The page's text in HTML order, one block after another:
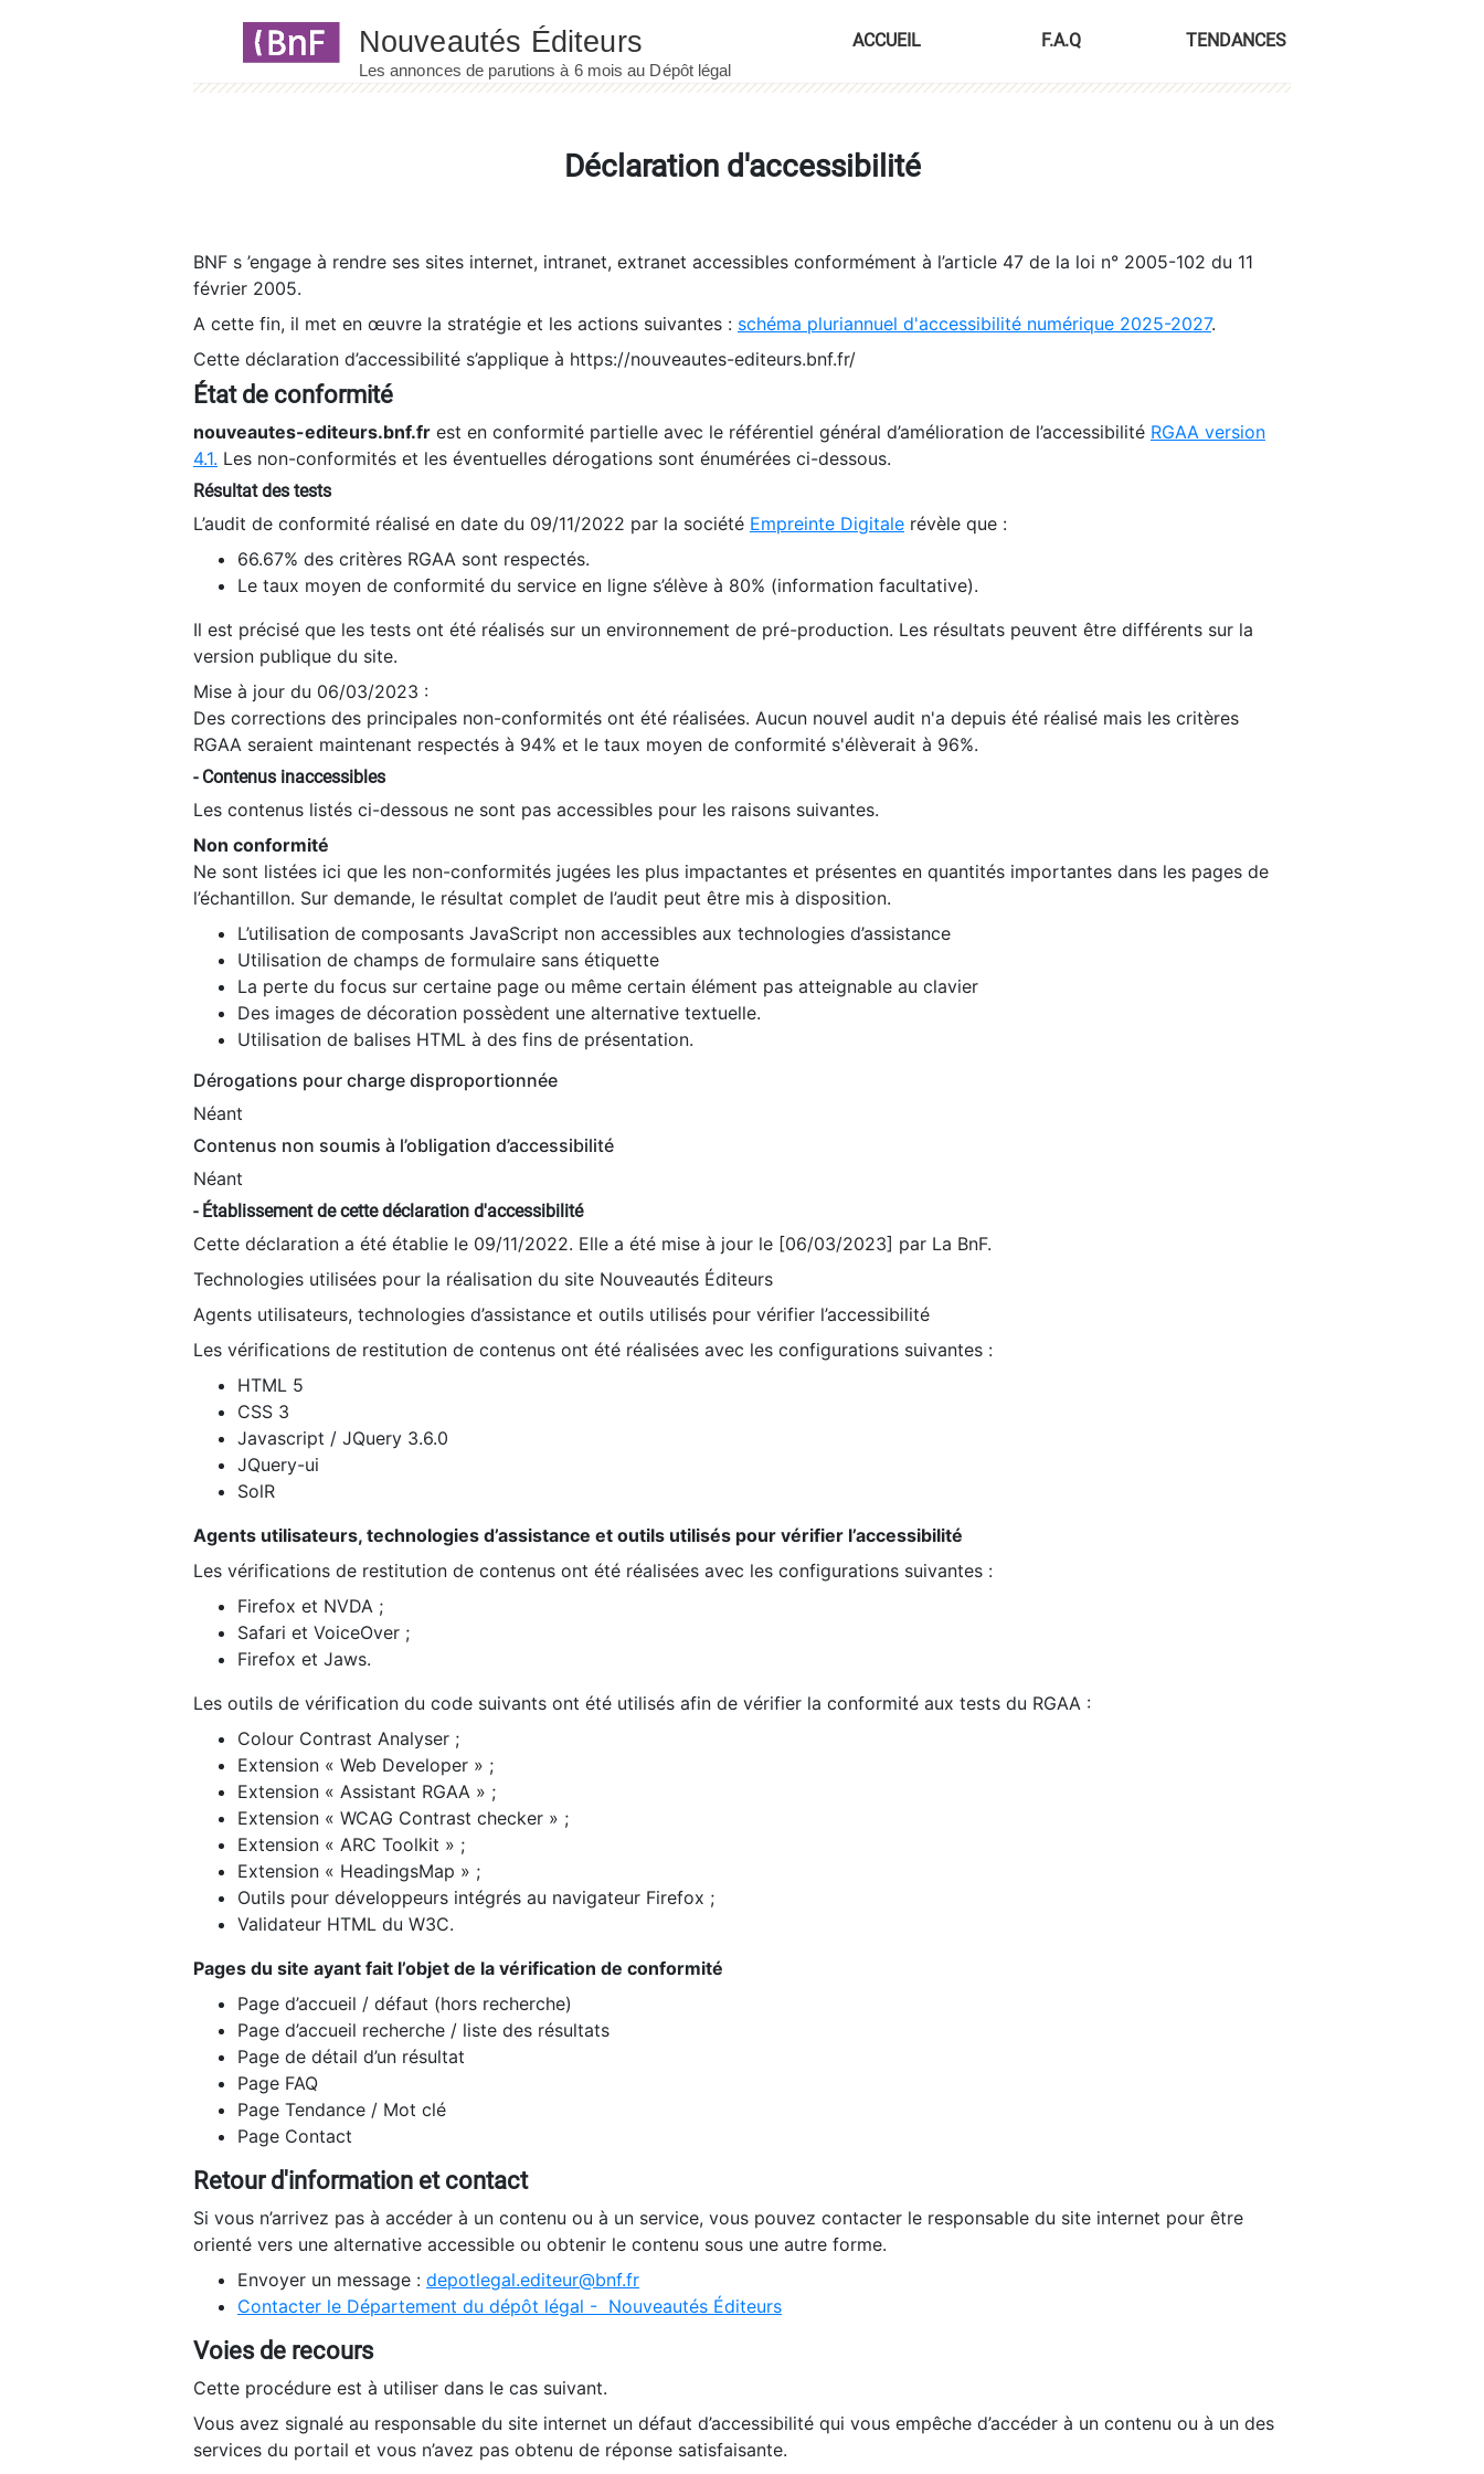
ACCUEIL F.A.Q TENDANCES
Déclaration d'accessibilité
BNF s ’engage à rendre ses sites internet, intranet, extranet accessibles conformément à l’article 47 de la loi n° 2005-102 du 11
février 2005.
A cette fin, il met en œuvre la stratégie et les actions suivantes : schéma pluriannuel d'accessibilité numérique 2025-2027.
Cette déclaration d’accessibilité s’applique à https://nouveautes-editeurs.bnf.fr/
État de conformité
nouveautes-editeurs.bnf.fr est en conformité partielle avec le référentiel général d’amélioration de l’accessibilité RGAA version
4.1. Les non-conformités et les éventuelles dérogations sont énumérées ci-dessous.
Résultat des tests
L’audit de conformité réalisé en date du 09/11/2022 par la société Empreinte Digitale révèle que :
66.67% des critères RGAA sont respectés.
Le taux moyen de conformité du service en ligne s’élève à 80% (information facultative).
Il est précisé que les tests ont été réalisés sur un environnement de pré-production. Les résultats peuvent être différents sur la
version publique du site.
Mise à jour du 06/03/2023 :
Des corrections des principales non-conformités ont été réalisées. Aucun nouvel audit n'a depuis été réalisé mais les critères
RGAA seraient maintenant respectés à 94% et le taux moyen de conformité s'élèverait à 96%.
- Contenus inaccessibles
Les contenus listés ci-dessous ne sont pas accessibles pour les raisons suivantes.
Non conformité
Ne sont listées ici que les non-conformités jugées les plus impactantes et présentes en quantités importantes dans les pages de
l’échantillon. Sur demande, le résultat complet de l’audit peut être mis à disposition.
L’utilisation de composants JavaScript non accessibles aux technologies d’assistance
Utilisation de champs de formulaire sans étiquette
La perte du focus sur certaine page ou même certain élément pas atteignable au clavier
Des images de décoration possèdent une alternative textuelle.
Utilisation de balises HTML à des fins de présentation.
Dérogations pour charge disproportionnée
Néant
Contenus non soumis à l’obligation d’accessibilité
Néant
- Établissement de cette déclaration d'accessibilité
Cette déclaration a été établie le 09/11/2022. Elle a été mise à jour le [06/03/2023] par La BnF.
Technologies utilisées pour la réalisation du site Nouveautés Éditeurs
Agents utilisateurs, technologies d’assistance et outils utilisés pour vérifier l’accessibilité
Les vérifications de restitution de contenus ont été réalisées avec les configurations suivantes :
HTML 5
CSS 3
Javascript / JQuery 3.6.0
JQuery-ui
SolR
Agents utilisateurs, technologies d’assistance et outils utilisés pour vérifier l’accessibilité
Les vérifications de restitution de contenus ont été réalisées avec les configurations suivantes :
Firefox et NVDA ;
Safari et VoiceOver ;
Firefox et Jaws.
Les outils de vérification du code suivants ont été utilisés afin de vérifier la conformité aux tests du RGAA :
Colour Contrast Analyser ;
Extension « Web Developer » ;
Extension « Assistant RGAA » ;
Extension « WCAG Contrast checker » ;
Extension « ARC Toolkit » ;
Extension « HeadingsMap » ;
Outils pour développeurs intégrés au navigateur Firefox ;
Validateur HTML du W3C.
Pages du site ayant fait l’objet de la vérification de conformité
Page d’accueil / défaut (hors recherche)
Page d’accueil recherche / liste des résultats
Page de détail d’un résultat
Page FAQ
Page Tendance / Mot clé
Page Contact
Retour d'information et contact
Si vous n’arrivez pas à accéder à un contenu ou à un service, vous pouvez contacter le responsable du site internet pour être
orienté vers une alternative accessible ou obtenir le contenu sous une autre forme.
Envoyer un message : depotlegal.editeur@bnf.fr
Contacter le Département du dépôt légal - Nouveautés Éditeurs
Voies de recours
Cette procédure est à utiliser dans le cas suivant.
Vous avez signalé au responsable du site internet un défaut d’accessibilité qui vous empêche d’accéder à un contenu ou à un des
services du portail et vous n’avez pas obtenu de réponse satisfaisante.